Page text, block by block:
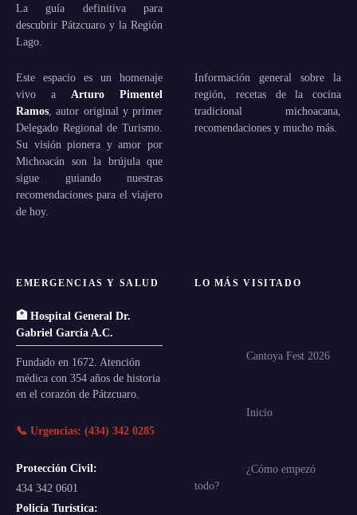
La guía definitiva para
descubrir Pátzcuaro y la Región
Lago.
Este espacio es un homenaje
vivo a Arturo Pimentel
Ramos , autor original y primer
Delegado Regional de Turismo.
Su visión pionera y amor por
Michoacán son la brújula que
sigue guiando nuestras
recomendaciones para el viajero
de hoy.
Información general sobre la
región, recetas de la cocina
tradicional michoacana,
recomendaciones y mucho más.
EMERGENCIAS Y SALUD
🏥 Hospital General Dr.
Gabriel García A.C.
Fundado en 1672. Atención
médica con 354 años de historia
en el corazón de Pátzcuaro.
📞 Urgencias: (434) 342 0285
Protección Civil:
434 342 0601
Policía Turística:
LO MÁS VISITADO
Cantoya Fest 2026
Inicio
¿Cómo empezó
todo?